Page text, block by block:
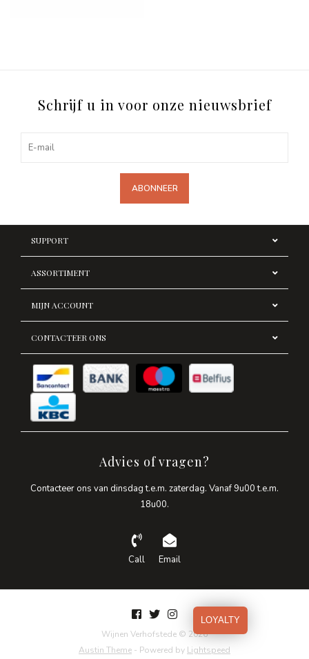
Schrijf u in voor onze nieuwsbrief
ABONNEER
SUPPORT
ASSORTIMENT
MIJN ACCOUNT
CONTACTEER ONS
Advies of vragen?
Contacteer ons van dinsdag t.e.m. zaterdag. Vanaf 9u00 t.e.m.
18u00.
Call Email
Wijnen Verhofstede © 2026
Austin Theme - Powered by Lightspeed
LOYALTY